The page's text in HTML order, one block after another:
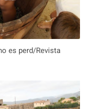
es perd/Revista